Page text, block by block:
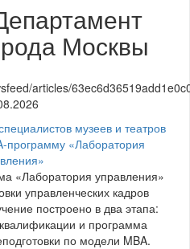
Москвы
музеев и театров
программу «Лаборатория
«Лаборатория управления»
управленческих кадров
построено в два этапа:
и программа
по модели MBA.